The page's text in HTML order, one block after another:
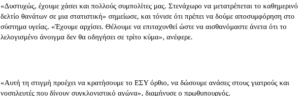
«Δυστυχώς, έχουμε χάσει και πολλούς συμπολίτες μας. Στενάχωρο να μετατρέπεται το καθημερινό
δελτίο θανάτων σε μια στατιστική» σημείωσε, και τόνισε ότι πρέπει να δούμε αποσυμφόρηση στο
σύστημα υγείας. «Έχουμε αρχίσει. Θέλουμε να επιταχυνθεί ώστε να αισθανόμαστε άνετα ότι το
λελογισμένο άνοιγμα δεν θα οδηγήσει σε τρίτο κύμα», ανέφερε.
«Αυτή τη στιγμή προέχει να κρατήσουμε το ΕΣΥ όρθιο, να δώσουμε ανάσες στους γιατρούς και
νοσηλευτές που δίνουν συγκλονιστικό αγώνα», διαμήνυσε ο πρωθυπουργός.